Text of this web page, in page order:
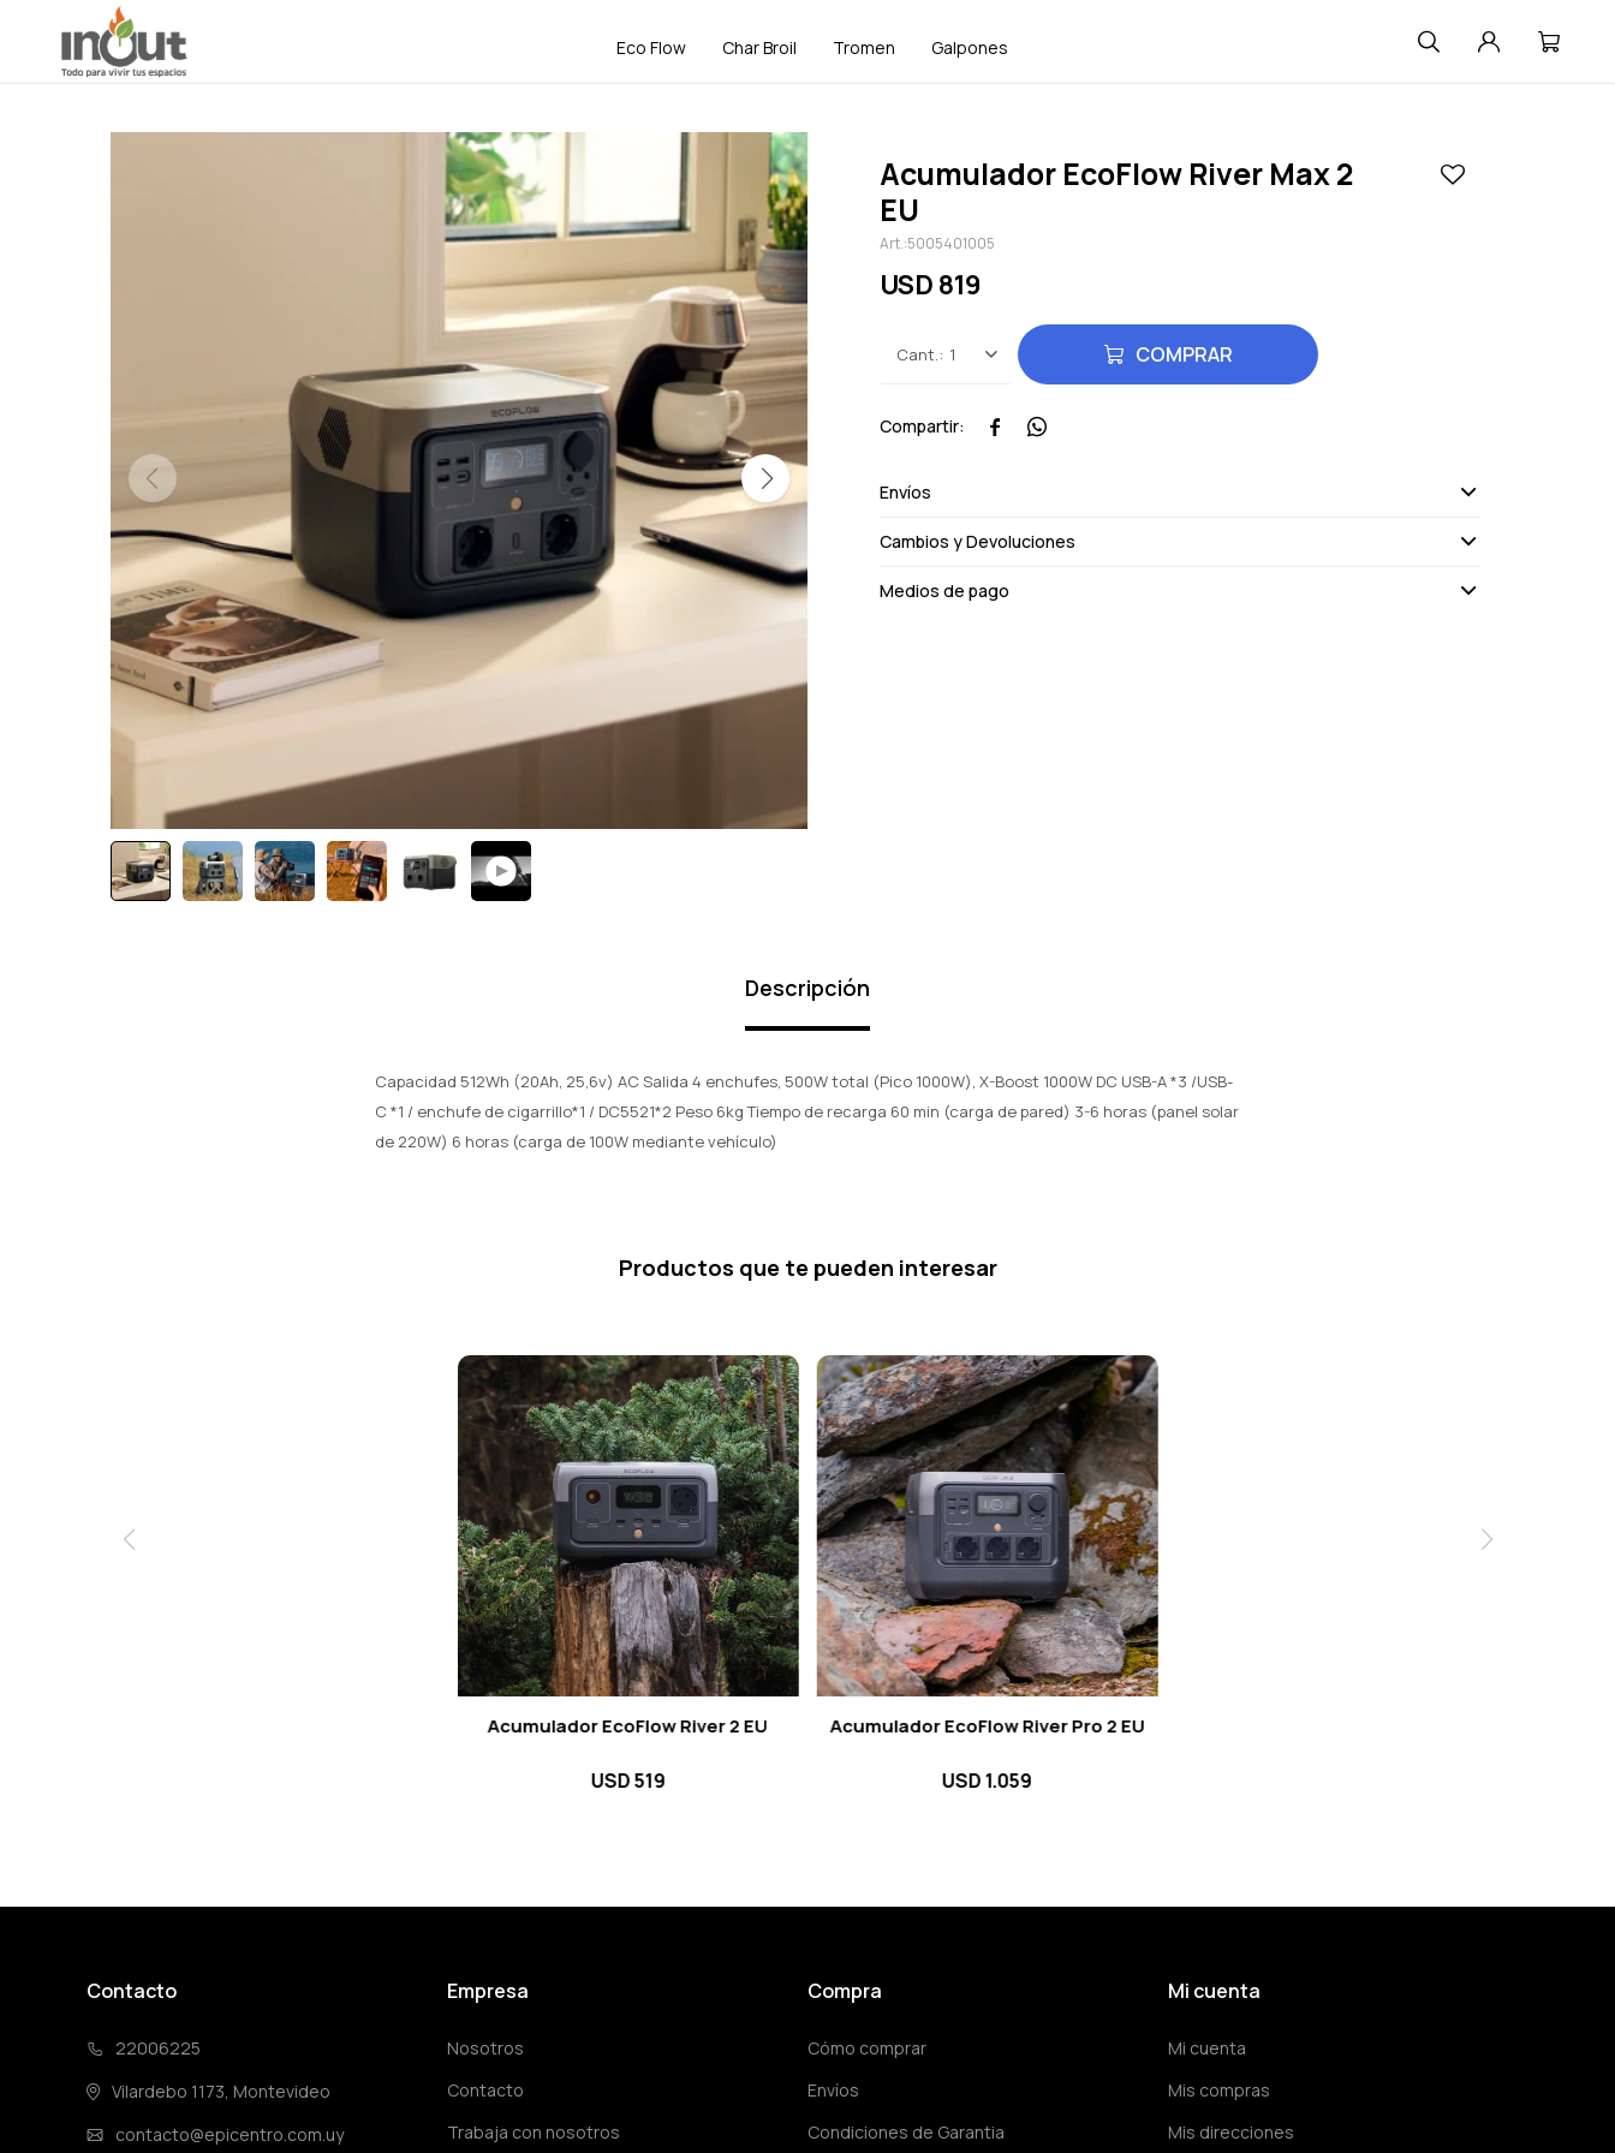
Eco Flow Char Broil Tromen Galpones
Acumulador EcoFlow River Max 2
EU
5005401005
USD 819
1 COMPRAR
 
Envíos
Cambios y Devoluciones
Medios de pago
Descripción
Capacidad 512Wh (20Ah, 25,6v) AC Salida 4 enchufes, 500W total (Pico 1000W), X-Boost 1000W DC USB-A *3 /USB-
C *1 / enchufe de cigarrillo*1 / DC5521*2 Peso 6kg Tiempo de recarga 60 min (carga de pared) 3-6 horas (panel solar
de 220W) 6 horas (carga de 100W mediante vehículo)
Productos que te pueden interesar
Acumulador EcoFlow River 2 EU
USD519
Acumulador EcoFlow River Pro 2 EU
USD1.059
Contacto
22006225
Vilardebo 1173, Montevideo
contacto@epicentro.com.uy
Empresa
Nosotros
Contacto
Trabaja con nosotros
Compra
Cómo comprar
Envíos
Condiciones de Garantia
Mi cuenta
Mi cuenta
Mis compras
Mis direcciones